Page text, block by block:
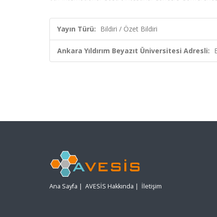
Yayın Türü: Bildiri / Özet Bildiri
Ankara Yıldırım Beyazıt Üniversitesi Adresli:
Ana Sayfa | AVESİS Hakkında | İletişim